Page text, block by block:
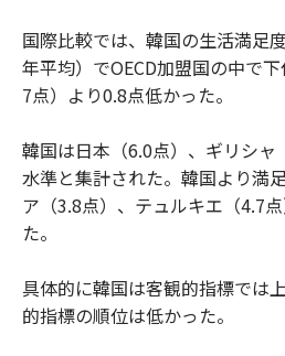
国際比較では、韓国の生活満足
年平均）でOECD加盟国の中で
7点）より0.8点低かった。
韓国は日本（6.0点）、ギリシャ
水準と集計された。韓国より満
ア（3.8点）、テュルキエ（4.7
た。
具体的に韓国は客観的指標では
的指標の順位は低かった。